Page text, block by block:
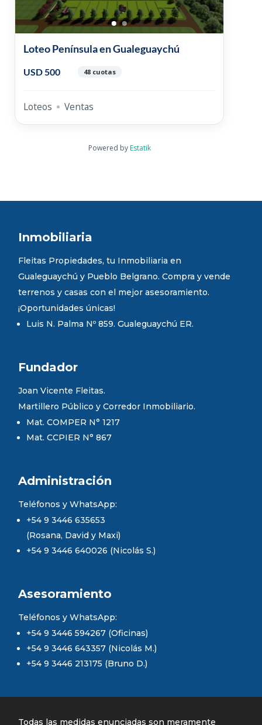
Loteo Península en Gualeguaychú
USD 500 48 cuotas
Loteos Ventas
Powered by Estatik
Inmobiliaria
Fleitas Propiedades, tu Inmobiliaria en
Gualeguaychú y Pueblo Belgrano. Compra y vende
terrenos y casas con el mejor asesoramiento.
¡Oportunidades únicas!
Luis N. Palma Nº 859. Gualeguaychú ER.
Fundador
Joan Vicente Fleitas.
Martillero Público y Corredor Inmobiliario.
Mat. COMPER N° 1217
Mat. CCPIER N° 867
Administración
Teléfonos y WhatsApp:
+54 9 3446 635653
(Rosana, David y Maxi)
+54 9 3446 640026 (Nicolás S.)
Asesoramiento
Teléfonos y WhatsApp:
+54 9 3446 594267 (Oficinas)
+54 9 3446 643357 (Nicolás M.)
+54 9 3446 213175 (Bruno D.)
Todas las medidas enunciadas son meramente